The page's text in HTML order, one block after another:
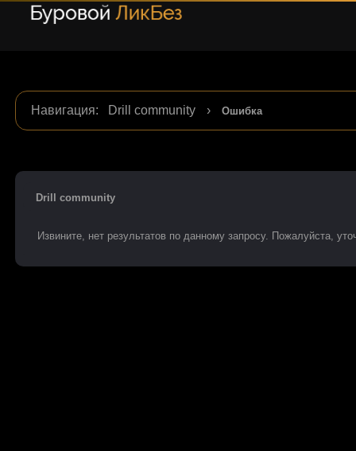
Навигация: Drill community › Ошибка
Drill community
Извините, нет результатов по данному запросу. Пожалуйста,